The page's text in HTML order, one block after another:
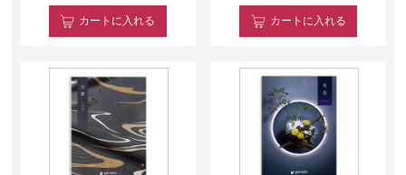
カート に入れる カート に入れる